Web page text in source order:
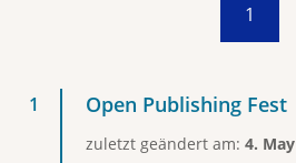
1
Open Publishing Fest
zuletzt geändert am: 4. May